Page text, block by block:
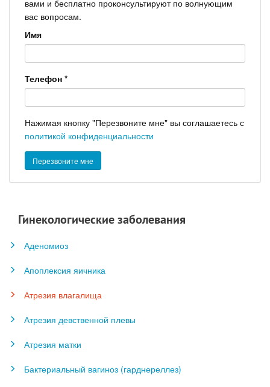
вами и бесплатно проконсультируют по волнующим
вас вопросам.
Имя
Телефон *
Нажимая кнопку "Перезвоните мне" вы соглашаетесь с
политикой конфиденциальности
Гинекологические заболевания
Аденомиоз
Апоплексия яичника
Атрезия влагалища
Атрезия девственной плевы
Атрезия матки
Бактериальный вагиноз (гарднереллез)